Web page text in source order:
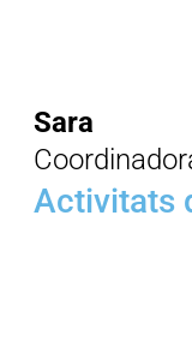
Sara
Activitats